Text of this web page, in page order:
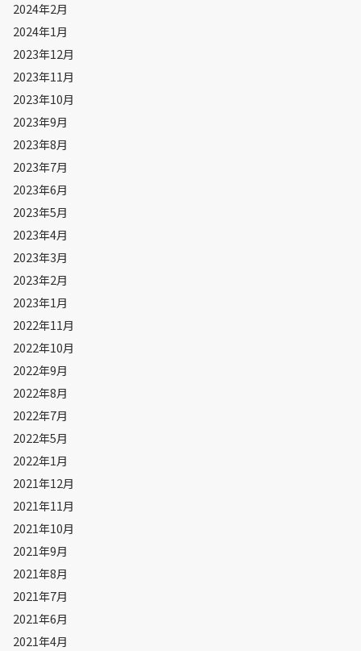
2024年2月
2024年1月
2023年12月
2023年11月
2023年10月
2023年9月
2023年8月
2023年7月
2023年6月
2023年5月
2023年4月
2023年3月
2023年2月
2023年1月
2022年11月
2022年10月
2022年9月
2022年8月
2022年7月
2022年5月
2022年1月
2021年12月
2021年11月
2021年10月
2021年9月
2021年8月
2021年7月
2021年6月
2021年4月